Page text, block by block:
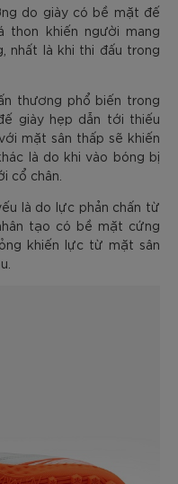
do giày có bề mặt đế
thon khiến người mang
nhất là khi thi đấu trong
thương phổ biến trong
giày hẹp dẫn tới thiếu
mặt sân thấp sẽ khiến
là do khi vào bóng bị
cổ chân.
là do lực phản chấn từ
tạo có bề mặt cứng
khiến lực từ mặt sân